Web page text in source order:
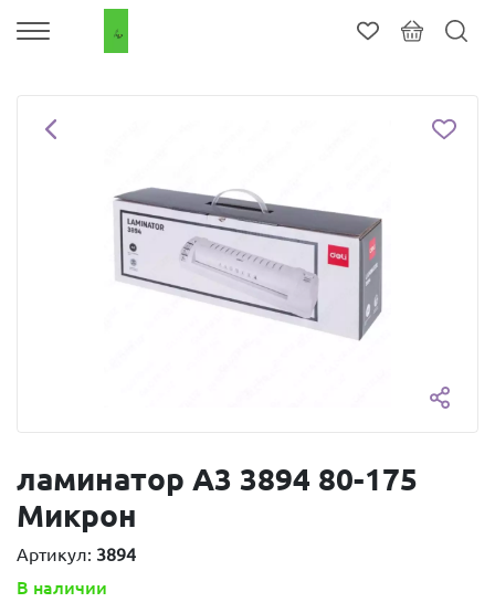
ламинатор А3 3894 80-175
Микрон
Артикул: 3894
В наличии